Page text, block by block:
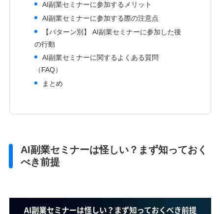
AI副業セミナーに参加するメリット
AI副業セミナーに参加する際の注意点
【パターン別】 AI副業セミナーに参加した後
の行動
AI副業セミナーに関するよくある質問
（FAQ）
まとめ
AI副業セミナーは怪しい？まず知っておく
べき前提